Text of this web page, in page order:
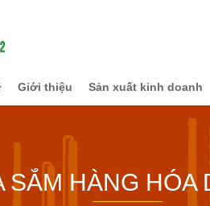
Giới thiệu Sản xuất kinh doanh
SẮM HÀNG HÓA